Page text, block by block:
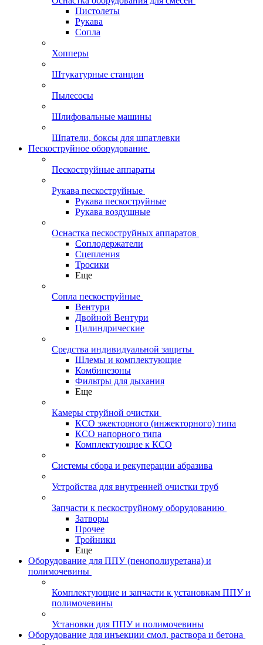
Пистолеты
Рукава
Сопла
Хопперы
Штукатурные станции
Пылесосы
Шлифовальные машины
Шпатели, боксы для шпатлевки
Пескоструйное оборудование
Пескоструйные аппараты
Рукава пескоструйные
Рукава пескоструйные
Рукава воздушные
Оснастка пескоструйных аппаратов
Соплодержатели
Сцепления
Тросики
Еще
Сопла пескоструйные
Вентури
Двойной Вентури
Цилиндрические
Средства индивидуальной защиты
Шлемы и комплектующие
Комбинезоны
Фильтры для дыхания
Еще
Камеры струйной очистки
КСО эжекторного (инжекторного) типа
КСО напорного типа
Комплектующие к КСО
Системы сбора и рекуперации абразива
Устройства для внутренней очистки труб
Запчасти к пескоструйному оборудованию
Затворы
Прочее
Тройники
Еще
Оборудование для ППУ (пенополиуретана) и
полимочевины
Комплектующие и запчасти к установкам ППУ и
полимочевины
Установки для ППУ и полимочевины
Оборудование для инъекции смол, раствора и бетона